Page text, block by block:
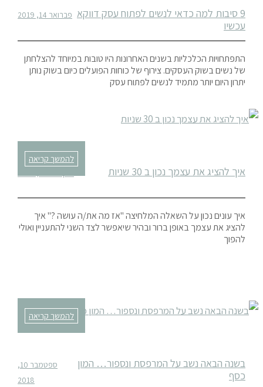
9 סיבות למה כדאי לנשים לפתוח עסק דווקא
עכשיו
פברואר 14, 2019
התפתחויות הכלכליות בשנים האחרונות היו טובות במיוחד להצלחתן
של נשים בשוק העסקים. צירוף של כוחות הפועלים כיום בשוק נותן
יתרון היום יותר מתמיד לנשים לפתוח עסק
להמשך קריאה
איך להציג את עצמך נכון ב 30 שניות
איך עונים נכון על השאלה המלחיצה "אז מה את/ה עושה ?" איך
להציג את עצמך באופן ברור ובהיר שיאפשר לצד השני להתעניין ואולי
להפוך
להמשך קריאה
בשנה הבאה נשב על המרפסת ונספור… המון
כסף
ספטמבר 10,
2018